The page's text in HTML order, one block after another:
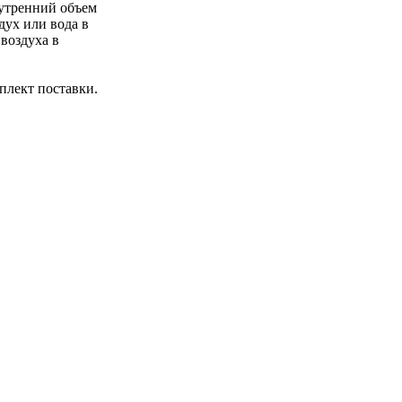
объем
или вода в
в
поставки.